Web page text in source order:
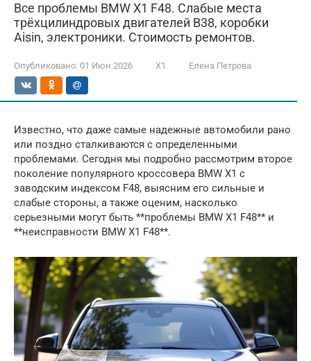
Все проблемы BMW X1 F48. Слабые места
трёхцилиндровых двигателей B38, коробки
Aisin, электроники. Стоимость ремонтов.
Опубликовано: 01 Июн 2026 X1 Елена Петрова
Известно, что даже самые надежные автомобили рано
или поздно сталкиваются с определенными
проблемами. Сегодня мы подробно рассмотрим второе
поколение популярного кроссовера BMW X1 с
заводским индексом F48, выясним его сильные и
слабые стороны, а также оценим, насколько
серьезными могут быть **проблемы BMW X1 F48** и
**неисправности BMW X1 F48**.